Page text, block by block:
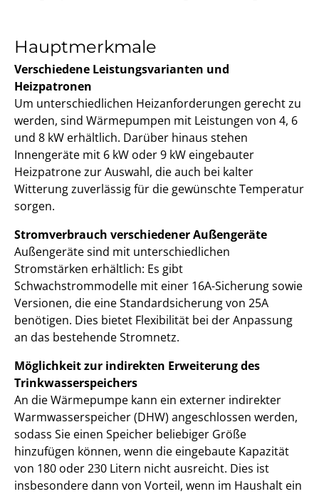
Hauptmerkmale
Verschiedene Leistungsvarianten und
Heizpatronen
Um unterschiedlichen Heizanforderungen gerecht zu
werden, sind Wärmepumpen mit Leistungen von 4, 6
und 8 kW erhältlich. Darüber hinaus stehen
Innengeräte mit 6 kW oder 9 kW eingebauter
Heizpatrone zur Auswahl, die auch bei kalter
Witterung zuverlässig für die gewünschte Temperatur
sorgen.
Stromverbrauch verschiedener Außengeräte
Außengeräte sind mit unterschiedlichen
Stromstärken erhältlich: Es gibt
Schwachstrommodelle mit einer 16A-Sicherung sowie
Versionen, die eine Standardsicherung von 25A
benötigen. Dies bietet Flexibilität bei der Anpassung
an das bestehende Stromnetz.
Möglichkeit zur indirekten Erweiterung des
Trinkwasserspeichers
An die Wärmepumpe kann ein externer indirekter
Warmwasserspeicher (DHW) angeschlossen werden,
sodass Sie einen Speicher beliebiger Größe
hinzufügen können, wenn die eingebaute Kapazität
von 180 oder 230 Litern nicht ausreicht. Dies ist
insbesondere dann von Vorteil, wenn im Haushalt ein